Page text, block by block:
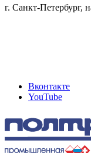
г. Санкт-Петербург,
Вконтакте
YouTube